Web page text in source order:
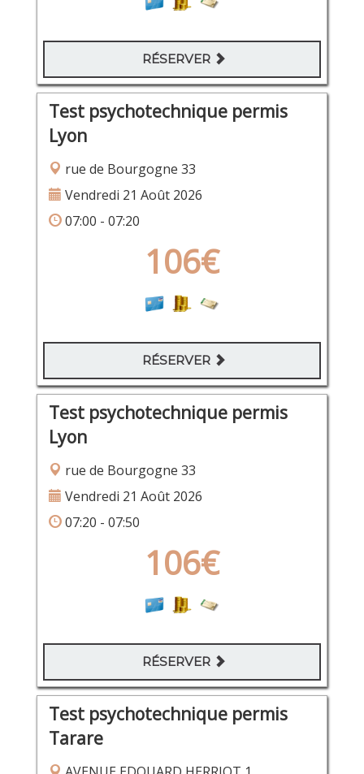
RÉSERVER
Test psychotechnique permis
Lyon
rue de Bourgogne 33
Vendredi 21 Août 2026
07:00 - 07:20
106€
RÉSERVER
Test psychotechnique permis
Lyon
rue de Bourgogne 33
Vendredi 21 Août 2026
07:20 - 07:50
106€
RÉSERVER
Test psychotechnique permis
Tarare